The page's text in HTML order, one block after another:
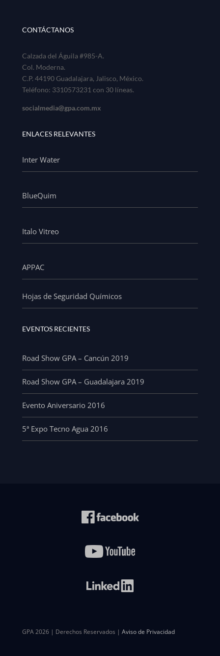
CONTÁCTANOS
Calzada del Águila #985-A.
Col. Moderna.
C.P. 44190 Guadalajara, Jalisco, México.
Teléfono: 3310573231 con 30 líneas.
socialmedia@gpa.com.mx
ENLACES RELEVANTES
Inter Water
BlueQuim
Italo Vitreo
APPAC
Hojas de Seguridad Químicos
EVENTOS RECIENTES
Road Show GPA – Cancún 2019
Road Show GPA – Guadalajara 2019
Evento Aniversario 2016
5ª Expo Tecno Agua 2016
GPA 2026 | Derechos Reservados | Aviso de Privacidad